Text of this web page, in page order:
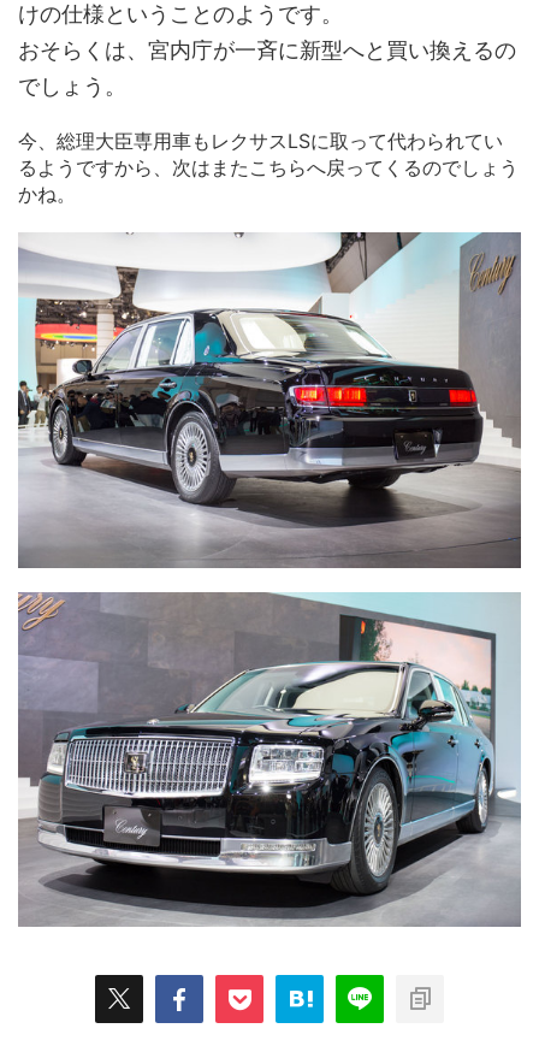
けの仕様ということのようです。
おそらくは、宮内庁が一斉に新型へと買い換えるの
でしょう。
今、総理大臣専用車もレクサスLSに取って代わられてい
るようですから、次はまたこちらへ戻ってくるのでしょう
かね。